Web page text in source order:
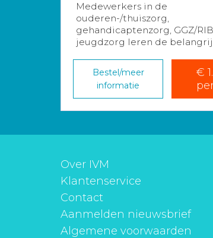
Medewerkers in de
ouderen-/thuiszorg,
gehandicaptenzorg, GGZ/
jeugdzorg leren de
Bestel/meer
informatie
€
Over IVM
Klantenservice
Contact
Aanmelden nieuwsbrief
Algemene voorwaarden